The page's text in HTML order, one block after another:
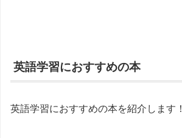
英語学習におすすめの本
英語学習におすすめの本を紹介します！